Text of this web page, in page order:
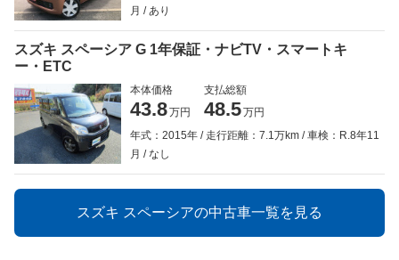
月
あり
スズキ スペーシア G 1年保証・ナビTV・スマートキ
ー・ETC
本体価格
43.8万円
支払総額
48.5万円
年式：2015年
走行距離：7.1万km
車検：R.8年11
月
なし
スズキ スペーシアの中古車一覧を見る